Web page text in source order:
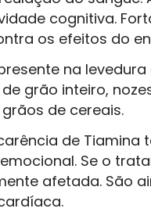
cognitiva.
os efeitos do
na
grão inteiro,
de cereais.
de Tiamina
Se o
afetada. São